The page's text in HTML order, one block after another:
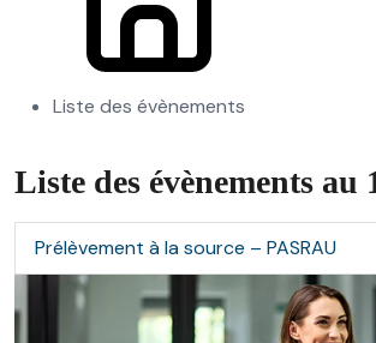
Liste des évènements
Liste des évènements au
Prélèvement à la source – PASRAU